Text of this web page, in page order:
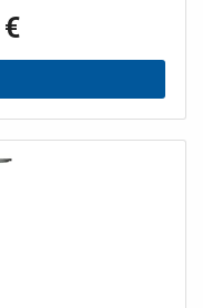
Rain O2 et
115 mm (27 671
- Flexible Silverflex
nécessaire 10
uniforme -
brûlures - GROHE
quasi-instantanée
- GROHE SafeStop
(optionnel) limiteur
- Bouton poussoir